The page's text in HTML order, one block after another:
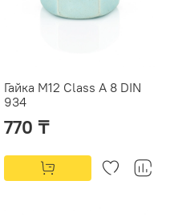
Гайка М12 Class A 8 DIN
934
770 ₸